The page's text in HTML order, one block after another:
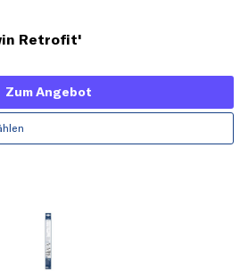
Retrofit'
Zum Angebot